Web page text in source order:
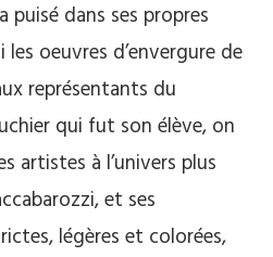
puisé dans ses propres
oeuvres d’envergure de
représentants du
qui fut son élève, on
artistes à l’univers plus
et ses
légères et colorées,